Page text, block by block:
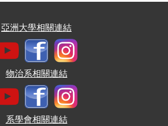
亞洲大學相關連結
物治系相關連結
系學會相關連結